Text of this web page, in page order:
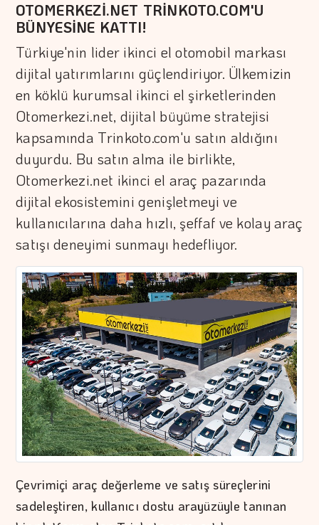
OTOMERKEZİ.NET TRİNKOTO.COM'U
BÜNYESİNE KATTI!
Türkiye'nin lider ikinci el otomobil markası
dijital yatırımlarını güçlendiriyor. Ülkemizin
en köklü kurumsal ikinci el şirketlerinden
Otomerkezi.net, dijital büyüme stratejisi
kapsamında Trinkoto.com'u satın aldığını
duyurdu. Bu satın alma ile birlikte,
Otomerkezi.net ikinci el araç pazarında
dijital ekosistemini genişletmeyi ve
kullanıcılarına daha hızlı, şeffaf ve kolay araç
satışı deneyimi sunmayı hedefliyor.
Çevrimiçi araç değerleme ve satış süreçlerini
sadeleştiren, kullanıcı dostu arayüzüyle tanınan